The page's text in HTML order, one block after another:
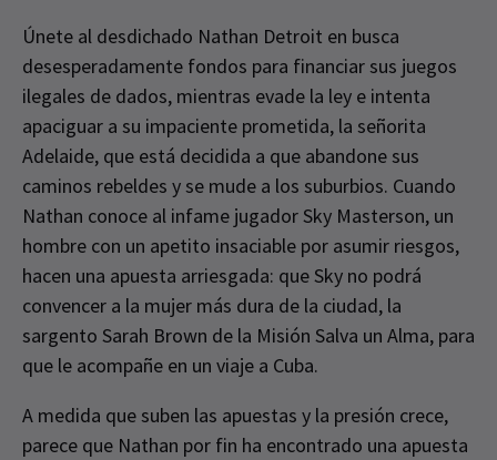
Únete al desdichado Nathan Detroit en busca
desesperadamente fondos para financiar sus juegos
ilegales de dados, mientras evade la ley e intenta
apaciguar a su impaciente prometida, la señorita
Adelaide, que está decidida a que abandone sus
caminos rebeldes y se mude a los suburbios. Cuando
Nathan conoce al infame jugador Sky Masterson, un
hombre con un apetito insaciable por asumir riesgos,
hacen una apuesta arriesgada: que Sky no podrá
convencer a la mujer más dura de la ciudad, la
sargento Sarah Brown de la Misión Salva un Alma, para
que le acompañe en un viaje a Cuba.
A medida que suben las apuestas y la presión crece,
parece que Nathan por fin ha encontrado una apuesta